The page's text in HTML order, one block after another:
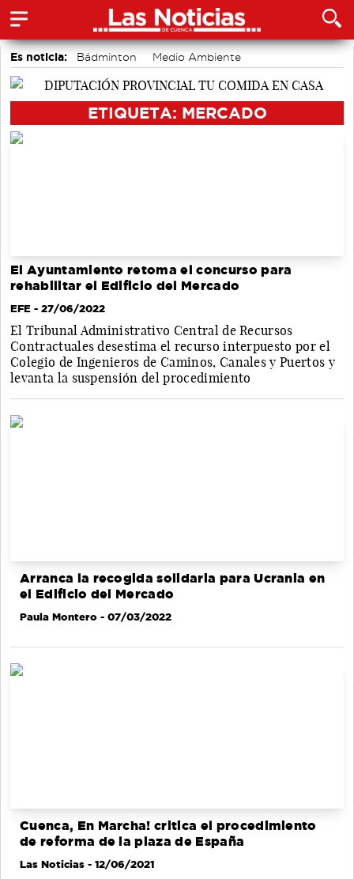
Es noticia: Bádminton
Medio Ambiente
Área de Deportes
ETIQUETA: MERCADO
El Ayuntamiento retoma el concurso para
rehabilitar el Edificio del Mercado
EFE - 27/06/2022
El Tribunal Administrativo Central de Recursos
Contractuales desestima el recurso interpuesto por el
Colegio de Ingenieros de Caminos, Canales y Puertos y
levanta la suspensión del procedimiento
Arranca la recogida solidaria para Ucrania en
el Edificio del Mercado
Paula Montero - 07/03/2022
Cuenca, En Marcha! critica el procedimiento
de reforma de la plaza de España
Las Noticias - 12/06/2021